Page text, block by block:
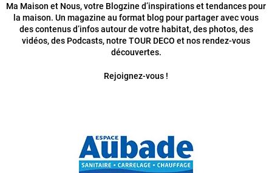
Ma Maison et Nous, votre Blogzine d’inspirations et tendances pour
la maison. Un magazine au format blog pour partager avec vous
des contenus d’infos autour de votre habitat, des photos, des
vidéos, des Podcasts, notre TOUR DECO et nos rendez-vous
découvertes.
Rejoignez-vous !